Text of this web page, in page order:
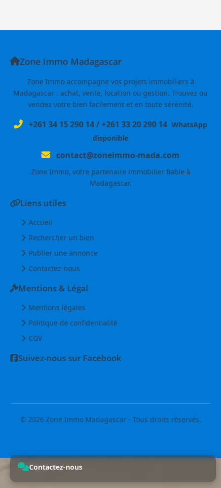
Zone Immo Madagascar
Zone Immo accompagne vos projets immobiliers à
Madagascar : achat, vente, location ou gestion. Trouvez ou
vendez votre bien facilement et en toute sérénité.
+261 34 15 290 14/+261 33 20 290 14 WhatsApp
disponible
contact@zoneimmo-mada.com
Zone Immo, votre partenaire immobilier fiable à
Madagascar.
Liens utiles
Accueil
Rechercher un bien
Publier une annonce
Contactez-nous
Mentions & Légal
Mentions légales
Politique de confidentialité
CGV
Suivez-nous sur Facebook
© 2026 Zone Immo Madagascar - Tous droits réservés.
Contactez-nous